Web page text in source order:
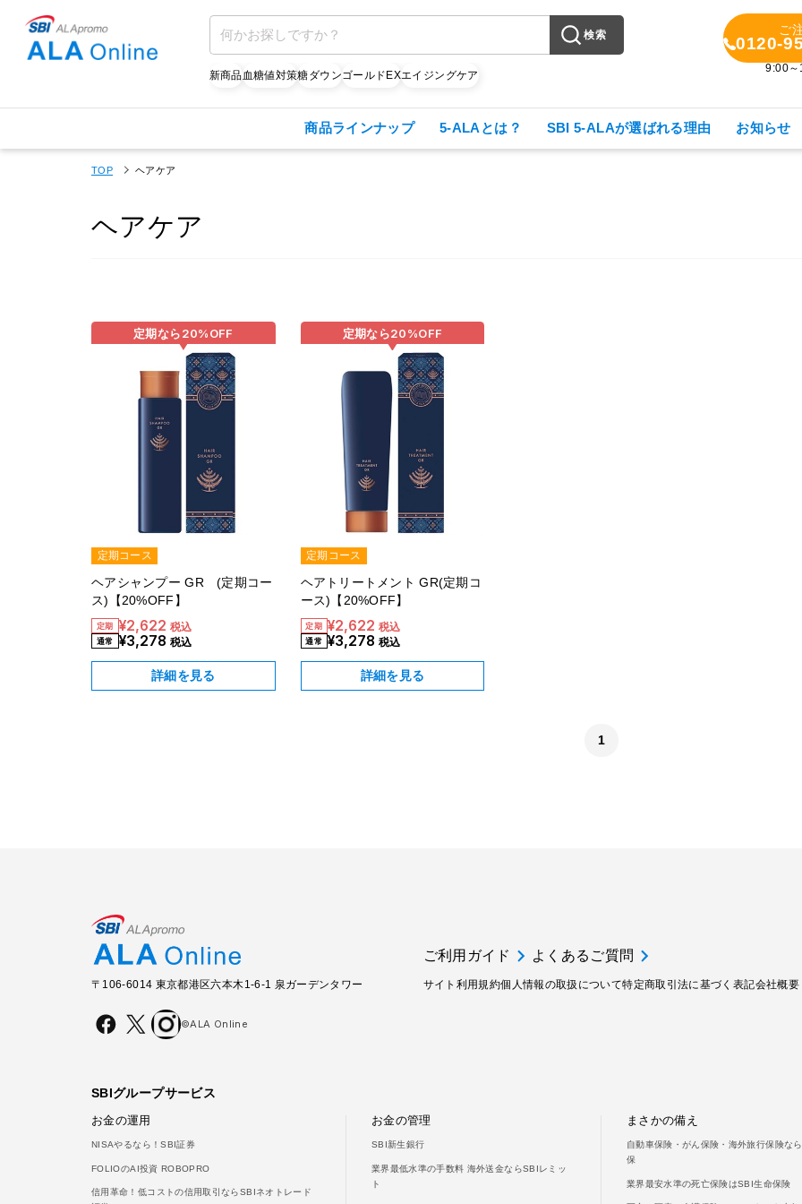
検索
新商品血糖値対策糖ダウンゴールドEXエイジングケア
ご
0120-
9:00～
商品ラインナップ 5-ALAとは？ SBI 5-ALAが選ばれる理由 お知らせ
TOP ヘアケア
ヘアケア
定期なら20%OFF
定期コース
ヘアシャンプー GR (定期コー
ス)【20%OFF】
¥2,622 税込
¥3,278 税込
詳細を見る
定期なら20%OFF
定期コース
ヘアトリートメント GR(定期コ
ース)【20%OFF】
¥2,622 税込
¥3,278 税込
詳細を見る
1
〒106-6014 東京都港区六本木1-6-1 泉ガーデンタワー
ご利用ガイド よくあるご質問
サイト利用規約個人情報の取扱について特定商取引法に基づく表記会社概要
©ALA Online
SBIグループサービス
お金の運用
NISAやるなら！SBI証券
FOLIOのAI投資 ROBOPRO
信用革命！低コストの信用取引ならSBIネオトレード
お金の管理
SBI新生銀行
業界最低水準の手数料 海外送金ならSBIレミッ
ト
まさかの備え
自動車保険・がん保険・海外旅行保険な
保
業界最安水準の死亡保険はSBI生命保険